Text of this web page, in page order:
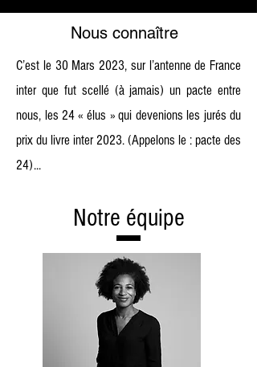
Nous connaître
C’est le 30 Mars 2023, sur l’antenne de France
inter que fut scellé (à jamais) un pacte entre
nous, les 24 « élus » qui devenions les jurés du
prix du livre inter 2023. (Appelons le : pacte des
24)...
Notre équipe